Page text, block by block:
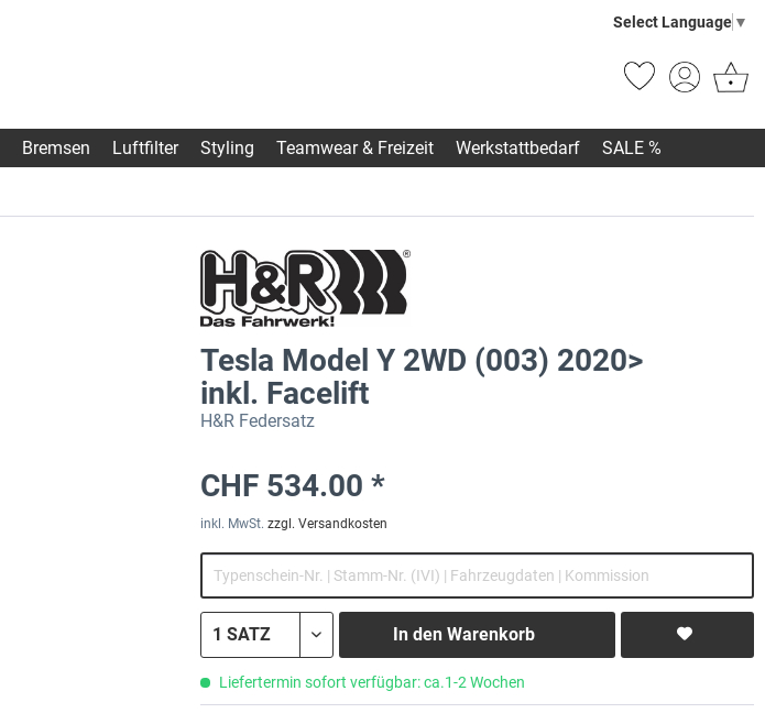
Select Language ▼
Bremsen Luftfilter Styling Teamwear & Freizeit Werkstattbedarf SALE %
Tesla Model Y 2WD (003) 2020>
inkl. Facelift
H&R Federsatz
CHF 534.00 *
inkl. MwSt. zzgl. Versandkosten
In den Warenkorb
Liefertermin sofort verfügbar: ca.1-2 Wochen